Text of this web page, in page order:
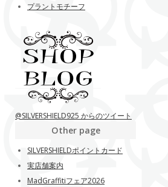
プラントモチーフ
@SILVERSHIELD925 からのツイート
Other page
SILVERSHIELDポイントカード
実店舗案内
MadGraffitiフェア2026